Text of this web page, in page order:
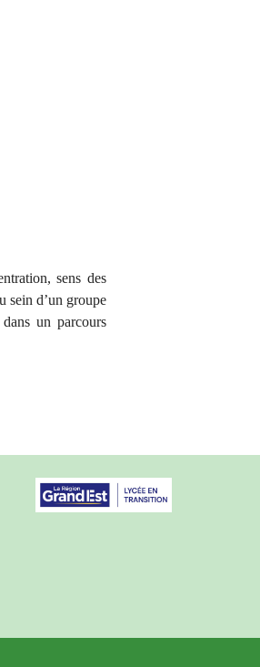
sens des
sein d’un groupe
un parcours